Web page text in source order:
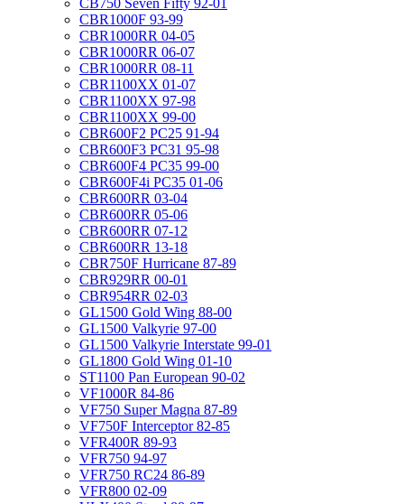
CB750 Seven Fifty 92-01
CBR1000F 93-99
CBR1000RR 04-05
CBR1000RR 06-07
CBR1000RR 08-11
CBR1100XX 01-07
CBR1100XX 97-98
CBR1100XX 99-00
CBR600F2 PC25 91-94
CBR600F3 PC31 95-98
CBR600F4 PC35 99-00
CBR600F4i PC35 01-06
CBR600RR 03-04
CBR600RR 05-06
CBR600RR 07-12
CBR600RR 13-18
CBR750F Hurricane 87-89
CBR929RR 00-01
CBR954RR 02-03
GL1500 Gold Wing 88-00
GL1500 Valkyrie 97-00
GL1500 Valkyrie Interstate 99-01
GL1800 Gold Wing 01-10
ST1100 Pan European 90-02
VF1000R 84-86
VF750 Super Magna 87-89
VF750F Interceptor 82-85
VFR400R 89-93
VFR750 94-97
VFR750 RC24 86-89
VFR800 02-09